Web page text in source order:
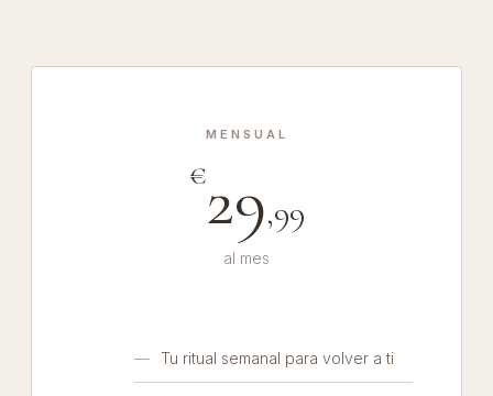
MENSUAL
€29,99
al mes
Tu ritual semanal para volver a ti